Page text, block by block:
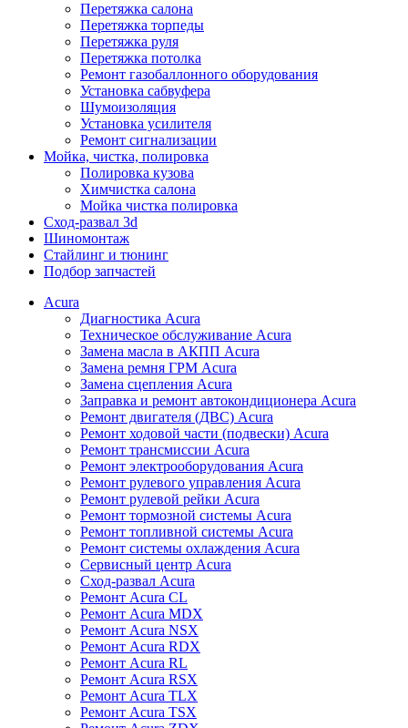
Перетяжка салона
Перетяжка торпеды
Перетяжка руля
Перетяжка потолка
Ремонт газобаллонного оборудования
Установка сабвуфера
Шумоизоляция
Установка усилителя
Ремонт сигнализации
Мойка, чистка, полировка
Полировка кузова
Химчистка салона
Мойка чистка полировка
Сход-развал 3d
Шиномонтаж
Стайлинг и тюнинг
Подбор запчастей
Acura
Диагностика Acura
Техническое обслуживание Acura
Замена масла в АКПП Acura
Замена ремня ГРМ Acura
Замена сцепления Acura
Заправка и ремонт автокондиционера Acura
Ремонт двигателя (ДВС) Acura
Ремонт ходовой части (подвески) Acura
Ремонт трансмиссии Acura
Ремонт электрооборудования Acura
Ремонт рулевого управления Acura
Ремонт рулевой рейки Acura
Ремонт тормозной системы Acura
Ремонт топливной системы Acura
Ремонт системы охлаждения Acura
Сервисный центр Acura
Сход-развал Acura
Ремонт Acura CL
Ремонт Acura MDX
Ремонт Acura NSX
Ремонт Acura RDX
Ремонт Acura RL
Ремонт Acura RSX
Ремонт Acura TLX
Ремонт Acura TSX